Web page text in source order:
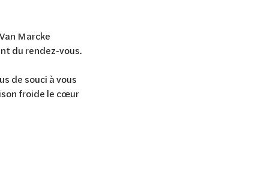
Marcke
du rendez-vous.
de souci à vous
froide le cœur